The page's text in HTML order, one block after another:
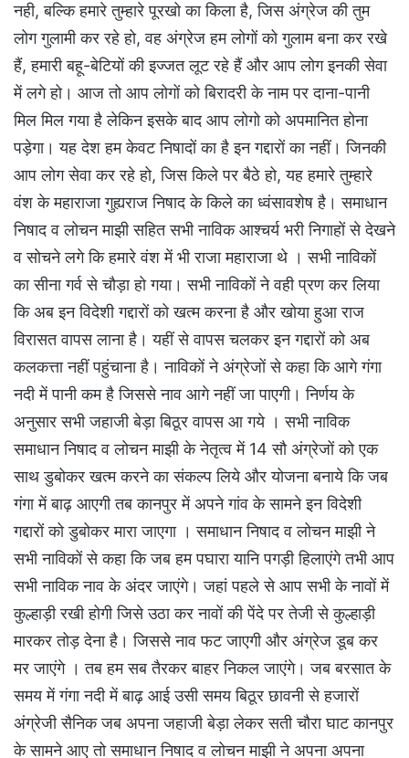
नही, बल्कि हमारे तुम्हारे पूरखो का किला है, जिस अंग्रेज की तुम
लोग गुलामी कर रहे हो, वह अंग्रेज हम लोगों को गुलाम बना कर रखे
हैं, हमारी बहू-बेटियों की इज्जत लूट रहे हैं और आप लोग इनकी सेवा
में लगे हो। आज तो आप लोगों को बिरादरी के नाम पर दाना-पानी
मिल मिल गया है लेकिन इसके बाद आप लोगो को अपमानित होना
पड़ेगा। यह देश हम केवट निषादों का है इन गद्दारों का नहीं। जिनकी
आप लोग सेवा कर रहे हो, जिस किले पर बैठे हो, यह हमारे तुम्हारे
वंश के महाराजा गुह्यराज निषाद के किले का ध्वंसावशेष है। समाधान
निषाद व लोचन माझी सहित सभी नाविक आश्चर्य भरी निगाहों से देखने
व सोचने लगे कि हमारे वंश में भी राजा महाराजा थे । सभी नाविकों
का सीना गर्व से चौड़ा हो गया। सभी नाविकों ने वही प्रण कर लिया
कि अब इन विदेशी गद्दारों को खत्म करना है और खोया हुआ राज
विरासत वापस लाना है। यहीं से वापस चलकर इन गद्दारों को अब
कलकत्ता नहीं पहुंचाना है। नाविकों ने अंग्रेजों से कहा कि आगे गंगा
नदी में पानी कम है जिससे नाव आगे नहीं जा पाएगी। निर्णय के
अनुसार सभी जहाजी बेड़ा बिठूर वापस आ गये । सभी नाविक
समाधान निषाद व लोचन माझी के नेतृत्व में 14 सौ अंग्रेजों को एक
साथ डुबोकर खत्म करने का संकल्प लिये और योजना बनाये कि जब
गंगा में बाढ़ आएगी तब कानपुर में अपने गांव के सामने इन विदेशी
गद्दारों को डुबोकर मारा जाएगा । समाधान निषाद व लोचन माझी ने
सभी नाविकों से कहा कि जब हम पघारा यानि पगड़ी हिलाएंगे तभी आप
सभी नाविक नाव के अंदर जाएंगे। जहां पहले से आप सभी के नावों में
कुल्हाड़ी रखी होगी जिसे उठा कर नावों की पेंदे पर तेजी से कुल्हाड़ी
मारकर तोड़ देना है। जिससे नाव फट जाएगी और अंग्रेज डूब कर
मर जाएंगे । तब हम सब तैरकर बाहर निकल जाएंगे। जब बरसात के
समय में गंगा नदी में बाढ़ आई उसी समय बिठूर छावनी से हजारों
अंग्रेजी सैनिक जब अपना जहाजी बेड़ा लेकर सती चौरा घाट कानपुर
के सामने आए तो समाधान निषाद व लोचन माझी ने अपना अपना